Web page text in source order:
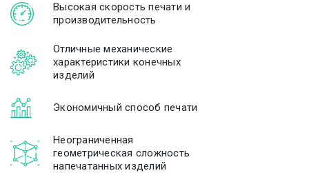
Высокая скорость печати и
производительность
Отличные механические
характеристики конечных
изделий
Экономичный способ печати
Неограниченная
геометрическая сложность
напечатанных изделий